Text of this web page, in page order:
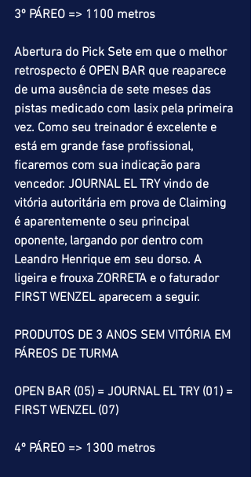
3º PÁREO => 1100 metros
Abertura do Pick Sete em que o melhor
retrospecto é OPEN BAR que reaparece
de uma ausência de sete meses das
pistas medicado com lasix pela primeira
vez. Como seu treinador é excelente e
está em grande fase profissional,
ficaremos com sua indicação para
vencedor. JOURNAL EL TRY vindo de
vitória autoritária em prova de Claiming
é aparentemente o seu principal
oponente, largando por dentro com
Leandro Henrique em seu dorso. A
ligeira e frouxa ZORRETA e o faturador
FIRST WENZEL aparecem a seguir.
PRODUTOS DE 3 ANOS SEM VITÓRIA EM
PÁREOS DE TURMA
OPEN BAR (05) = JOURNAL EL TRY (01) =
FIRST WENZEL (07)
4º PÁREO => 1300 metros